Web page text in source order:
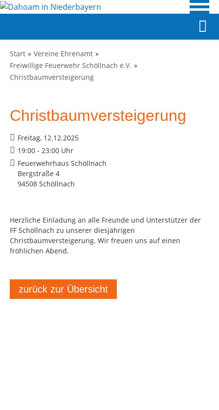
Start
Vereine Ehrenamt
Freiwillige Feuerwehr Schöllnach e.V.
Christbaumversteigerung
Christbaumversteigerung
Freitag, 12.12.2025
19:00 - 23:00 Uhr
Feuerwehrhaus Schöllnach
Bergstraße 4
94508 Schöllnach
Herzliche Einladung an alle Freunde und Unterstützer der
FF Schöllnach zu unserer diesjährigen
Christbaumversteigerung. Wir freuen uns auf einen
fröhlichen Abend.
zurück zur Übersicht